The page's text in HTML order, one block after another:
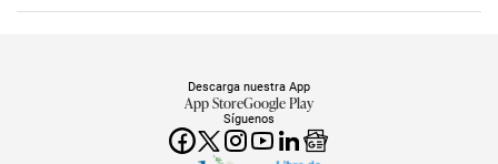
Síguenos
Descarga nuestra App
App StoreGoogle Play